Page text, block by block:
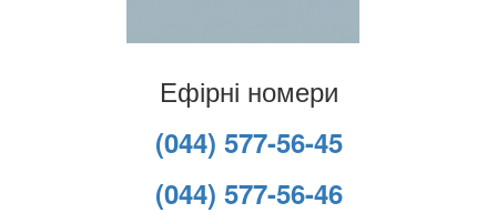
Ефірні номери
(044) 577-56-45
(044) 577-56-46